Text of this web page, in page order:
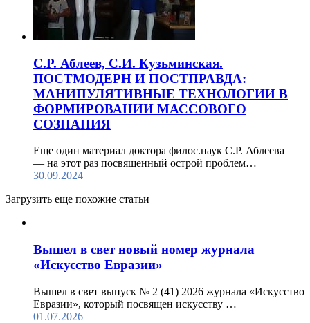
С.Р. Аблеев, С.И. Кузьминская.
ПОСТМОДЕРН И ПОСТПРАВДА:
МАНИПУЛЯТИВНЫЕ ТЕХНОЛОГИИ В
ФОРМИРОВАНИИ МАССОВОГО
СОЗНАНИЯ
Еще один материал доктора филос.наук С.Р. Аблеева
— на этот раз посвященный острой проблем…
30.09.2024
Загрузить еще похожие статьи
Вышел в свет новый номер журнала
«Искусство Евразии»
Вышел в свет выпуск № 2 (41) 2026 журнала «Искусство
Евразии», который посвящен искусству …
01.07.2026